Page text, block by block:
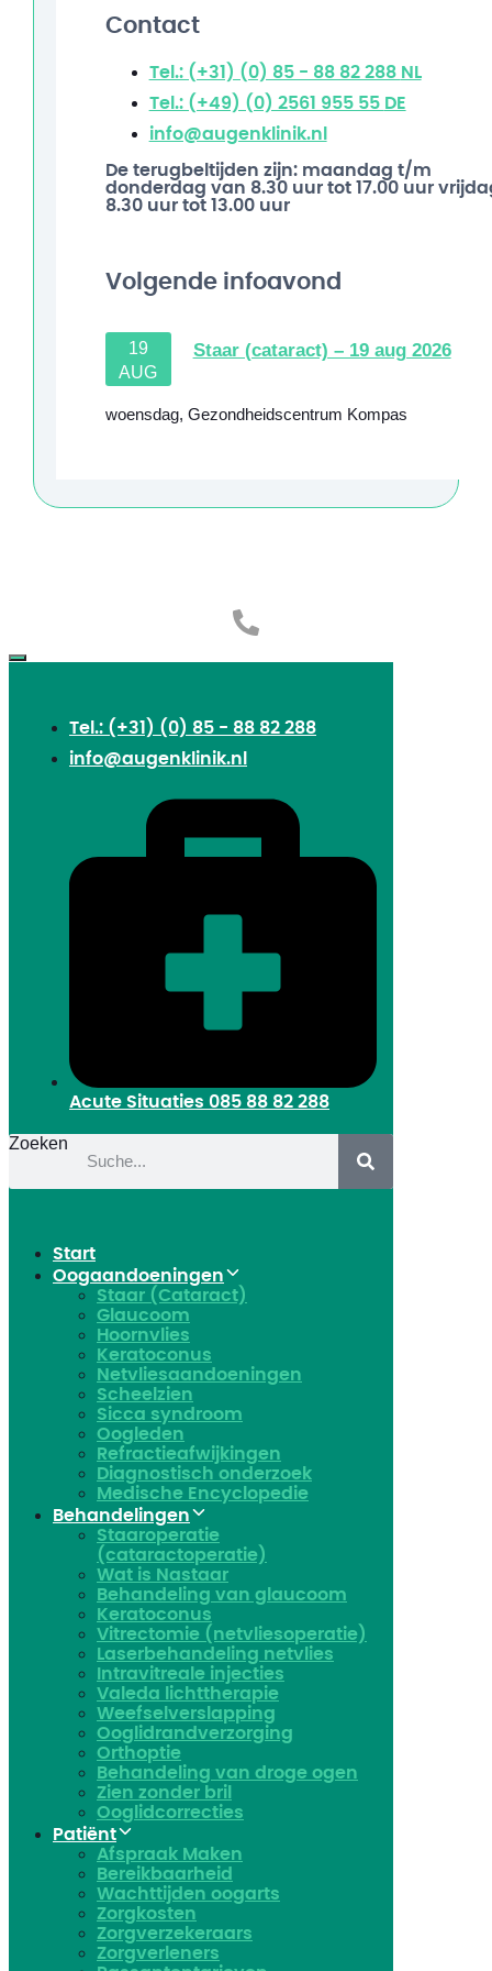
Contact
Tel.: (+31) (0) 85 - 88 82 288 NL
Tel.: (+49) (0) 2561 955 55 DE
info@augenklinik.nl
De terugbeltijden zijn: maandag t/m
donderdag van 8.30 uur tot 17.00 uur
8.30 uur tot 13.00 uur
Volgende infoavond
19
AUG
Staar (cataract) – 19 aug 2026
woensdag, Gezondheidscentrum Kompas
Tel.: (+31) (0) 85 - 88 82 288
info@augenklinik.nl
Acute Situaties 085 88 82 288
Zoeken
Start
Oogaandoeningen
Staar (Cataract)
Glaucoom
Hoornvlies
Keratoconus
Netvliesaandoeningen
Scheelzien
Sicca syndroom
Oogleden
Refractieafwijkingen
Diagnostisch onderzoek
Medische Encyclopedie
Behandelingen
Staaroperatie
(cataractoperatie)
Wat is Nastaar
Behandeling van glaucoom
Keratoconus​
Vitrectomie (netvliesoperatie)
Laserbehandeling netvlies
Intravitreale injecties
Valeda lichttherapie
Weefselverslapping
Ooglidrandverzorging
Orthoptie
Behandeling van droge ogen
Zien zonder bril
Ooglidcorrecties
Patiënt
Afspraak Maken
Bereikbaarheid
Wachttijden oogarts
Zorgkosten
Zorgverzekeraars
Zorgverleners